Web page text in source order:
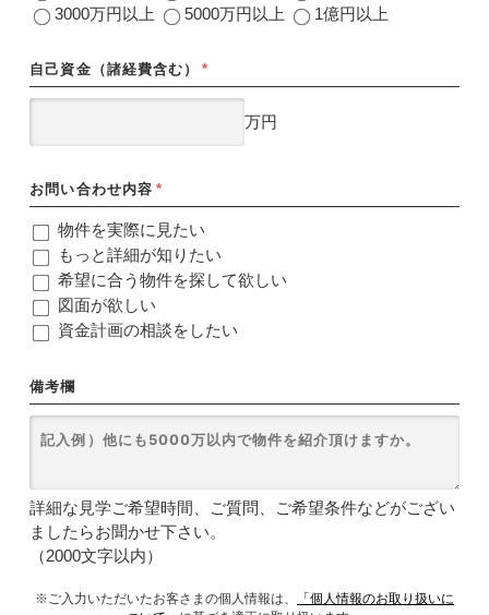
3000万円以上
5000万円以上 1億円以上
自己資金（諸経費含む） *
万円
お問い合わせ内容 *
物件を実際に見たい
もっと詳細が知りたい
希望に合う物件を探して欲しい
図面が欲しい
資金計画の相談をしたい
備考欄
詳細な見学ご希望時間、ご質問、ご希望条件などがござい
ましたらお聞かせ下さい。
（2000文字以内）
※ご入力いただいたお客さまの個人情報は、
「個人情報のお取り扱いに